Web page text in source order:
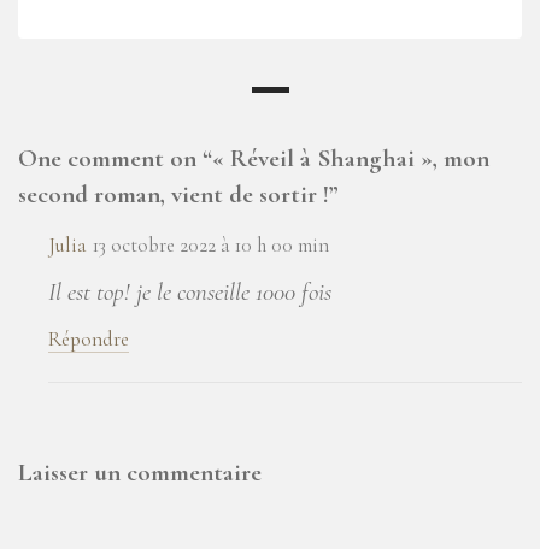
One comment on “« Réveil à Shanghai », mon
second roman, vient de sortir !”
Julia 13 octobre 2022 à 10 h 00 min
Il est top! je le conseille 1000 fois
Répondre
Laisser un commentaire